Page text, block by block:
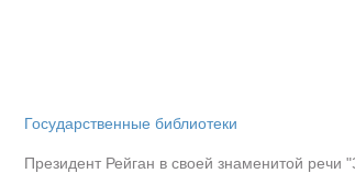
Государственные библиотеки
Президент Рейган в своей знаменитой